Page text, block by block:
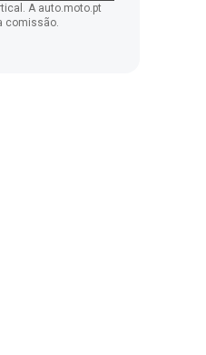
A auto.moto.pt
comissão.